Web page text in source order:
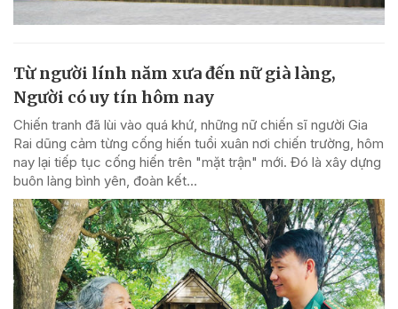
Từ người lính năm xưa đến nữ già làng,
Người có uy tín hôm nay
Chiến tranh đã lùi vào quá khứ, những nữ chiến sĩ người Gia
Rai dũng cảm từng cống hiến tuổi xuân nơi chiến trường, hôm
nay lại tiếp tục cống hiến trên "mặt trận" mới. Đó là xây dựng
buôn làng bình yên, đoàn kết...